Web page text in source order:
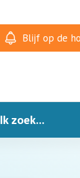
Blijf op de
Ik zoek...